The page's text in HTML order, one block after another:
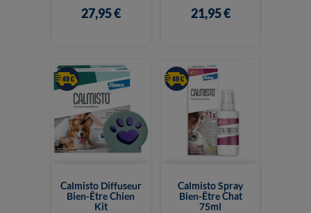
27,95 € 21,95 €
Calmisto Diffuseur
Bien-Être Chien
Kit
Calmisto Spray
Bien-Être Chat
75ml